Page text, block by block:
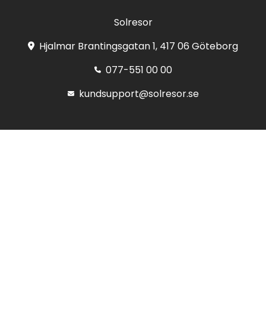
Solresor
Hjalmar Brantingsgatan 1, 417 06 Göteborg
077-551 00 00
kundsupport@solresor.se